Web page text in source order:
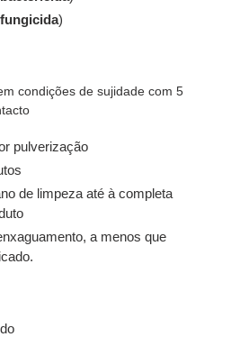
fungicida)
condições de sujidade com 5
pulverização
de limpeza até à completa
a menos que